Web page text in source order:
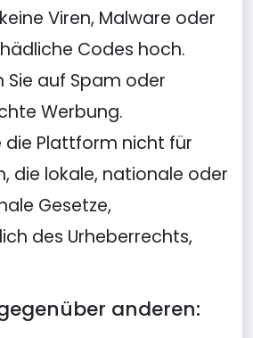
Viren, Malware oder
Codes hoch.
Sie auf Spam oder
Werbung.
die Plattform nicht für
die lokale, nationale oder
Gesetze,
des Urheberrechts,
anderen: